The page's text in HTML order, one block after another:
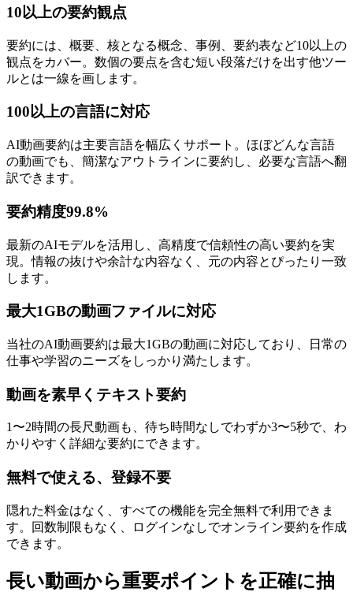
10以上の要約観点
要約には、概要、核となる概念、事例、要約表など10以上の
観点をカバー。数個の要点を含む短い段落だけを出す他ツー
ルとは一線を画します。
100以上の言語に対応
AI動画要約は主要言語を幅広くサポート。ほぼどんな言語
の動画でも、簡潔なアウトラインに要約し、必要な言語へ翻
訳できます。
要約精度99.8%
最新のAIモデルを活用し、高精度で信頼性の高い要約を実
現。情報の抜けや余計な内容なく、元の内容とぴったり一致
します。
最大1GBの動画ファイルに対応
当社のAI動画要約は最大1GBの動画に対応しており、日常の
仕事や学習のニーズをしっかり満たします。
動画を素早くテキスト要約
1〜2時間の長尺動画も、待ち時間なしでわずか3〜5秒で、わ
かりやすく詳細な要約にできます。
無料で使える、登録不要
隠れた料金はなく、すべての機能を完全無料で利用できま
す。回数制限もなく、ログインなしでオンライン要約を作成
できます。
長い動画から重要ポイントを正確に抽